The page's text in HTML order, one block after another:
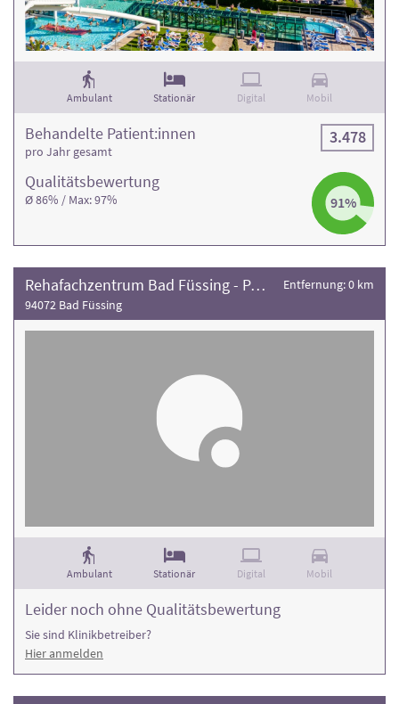
Ambulant Stationär Digital Mobil
Qualitäts­bewertung
Ø 86% / Max: 97% 91%
Behandelte Patient:innen
pro Jahr gesamt
3.478
Rehafachzentrum Bad Füssing - Passau Standort Bad Füssing
94072 Bad Füssing
Entfernung: 0 km
Ambulant Stationär Digital Mobil
Leider noch ohne Qualitätsbewertung
Sie sind Klinikbetreiber?
Hier anmelden